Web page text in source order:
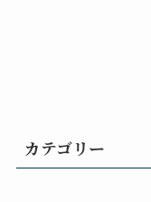
カテゴリー